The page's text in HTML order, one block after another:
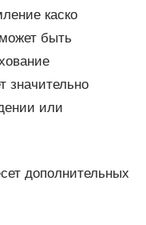
каско
быть
значительно
или
дополнительных